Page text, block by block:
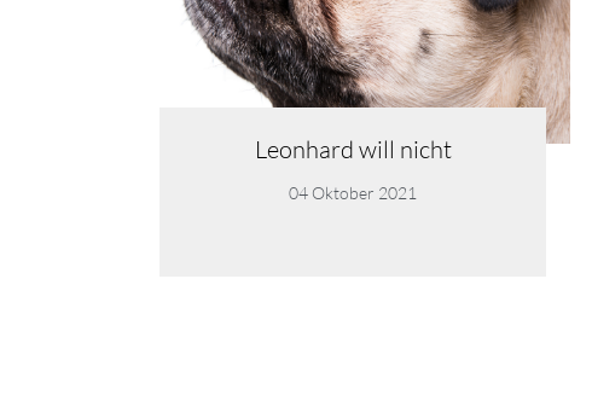
Leonhard will nicht
04 Oktober 2021